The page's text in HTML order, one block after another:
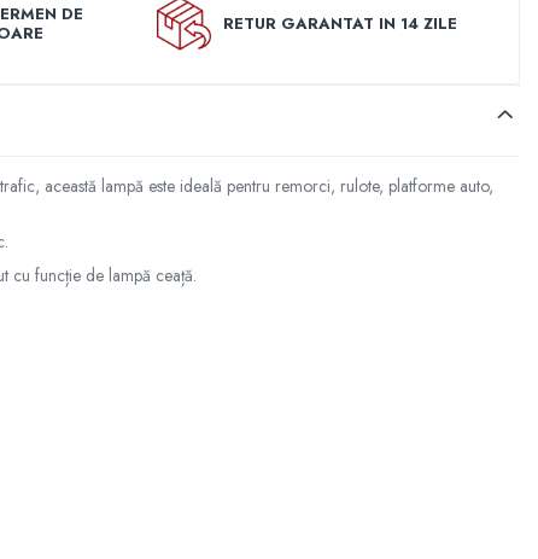
DE
RETUR GARANTAT IN 14 ZILE
această lampă este ideală pentru remorci, rulote, platforme auto,
cu funcție de lampă ceață.